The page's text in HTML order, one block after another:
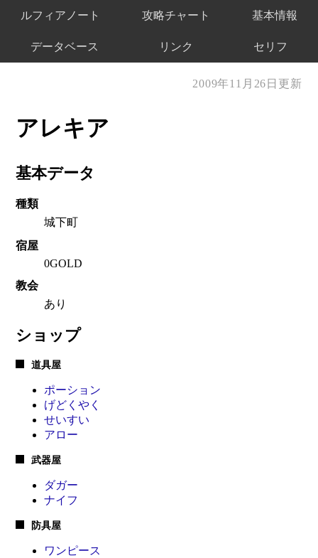
ルフィアノート 攻略チャート 基本情報
データベース リンク セリフ
2009年11月26日更新
アレキア
基本データ
種類
城下町
宿屋
0GOLD
教会
あり
ショップ
道具屋
ポーション
げどくやく
せいすい
アロー
武器屋
ダガー
ナイフ
防具屋
ワンピース